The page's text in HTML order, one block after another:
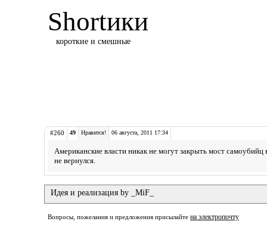
Shortики
короткие и смешные
#260 49 Нравится! 06 августа, 2011 17:34
Американские власти никак не могут закрыть мост
не вернулся.
Идея и реализация by _MiF_
Вопросы, пожелания и предложения присылайте на электропочту